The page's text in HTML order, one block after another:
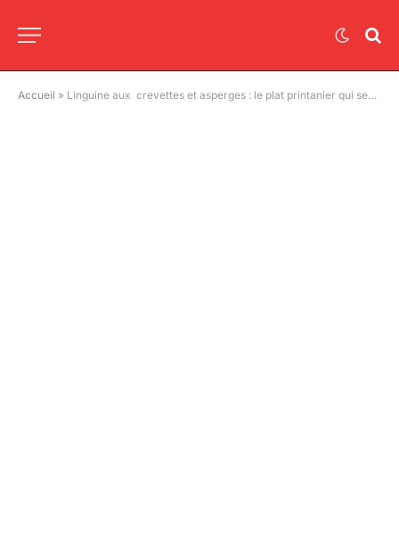
Accueil » Linguine aux crevettes et asperges : le plat printanier qui sent bon le soleil !